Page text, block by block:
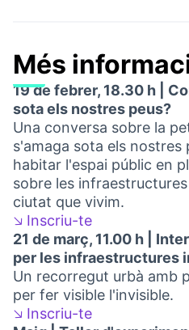
Més
19 de febrer, 18.30 h |
sota els nostres peus?
Una conversa sobre la
s'amaga sota els nostres
habitar l'espai públic en
sobre les
ciutat que vivim.
🡦 Inscriu-te
(Obrir en
21 de març, 11.00 h |
per les infraestructures
Un recorregut urbà amb
per fer visible l'invisible.
🡦 Inscriu-te